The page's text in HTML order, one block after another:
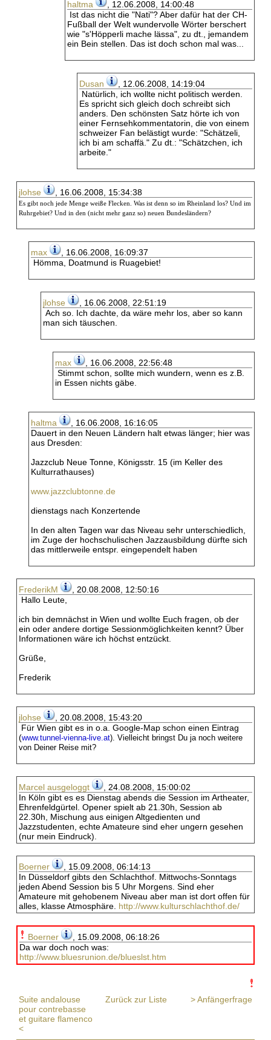
haltma
, 12.06.2008, 14:00:48
Ist das nicht die "Nati"? Aber dafür hat der CH-
Fußball der Welt wundervolle Wörter berschert
wie "s'Höpperli mache lässa", zu dt., jemandem
ein Bein stellen. Das ist doch schon mal was...
Dusan
, 12.06.2008, 14:19:04
Natürlich, ich wollte nicht politisch werden.
Es spricht sich gleich doch schreibt sich
anders. Den schönsten Satz hörte ich von
einer Fernsehkommentatorin, die von einem
schweizer Fan belästigt wurde: "Schätzeli,
ich bi am schaffä." Zu dt.: "Schätzchen, ich
arbeite."
jlohse , 16.06.2008, 15:34:38
Es gibt noch jede Menge weiße Flecken. Was ist denn so im Rheinland los? Und im
Ruhrgebiet? Und in den (nicht mehr ganz so) neuen Bundesländern?
max
, 16.06.2008, 16:09:37
Hömma, Doatmund is Ruagebiet!
jlohse
, 16.06.2008, 22:51:19
Ach so. Ich dachte, da wäre mehr los, aber so kann
man sich täuschen.
max
, 16.06.2008, 22:56:48
Stimmt schon, sollte mich wundern, wenn es z.B.
in Essen nichts gäbe.
haltma
, 16.06.2008, 16:16:05
Dauert in den Neuen Ländern halt etwas länger; hier was
aus Dresden:
Jazzclub Neue Tonne, Königsstr. 15 (im Keller des
Kulturrathauses)
www.jazzclubtonne.de
dienstags nach Konzertende
In den alten Tagen war das Niveau sehr unterschiedlich,
im Zuge der hochschulischen Jazzausbildung dürfte sich
das mittlerweile entspr. eingependelt haben
FrederikM
, 20.08.2008, 12:50:16
Hallo Leute,
ich bin demnächst in Wien und wollte Euch fragen, ob der
ein oder andere dortige Sessionmöglichkeiten kennt? Über
Informationen wäre ich höchst entzückt.
Grüße,
Frederik
jlohse
, 20.08.2008, 15:43:20
Für Wien gibt es in o.a. Google-Map schon einen Eintrag
(www.tunnel-vienna-live.at). Vielleicht bringst Du ja noch weitere
von Deiner Reise mit?
Marcel ausgeloggt
, 24.08.2008, 15:00:02
In Köln gibt es es Dienstag abends die Session im Artheater,
Ehrenfeldgürtel. Opener spielt ab 21.30h, Session ab
22.30h, Mischung aus einigen Altgedienten und
Jazzstudenten, echte Amateure sind eher ungern gesehen
(nur mein Eindruck).
Boerner
, 15.09.2008, 06:14:13
In Düsseldorf gibts den Schlachthof. Mittwochs-Sonntags
jeden Abend Session bis 5 Uhr Morgens. Sind eher
Amateure mit gehobenem Niveau aber man ist dort offen für
alles, klasse Atmosphäre. http://www.kulturschlachthof.de/
Boerner
, 15.09.2008, 06:18:26
Da war doch noch was:
http://www.bluesrunion.de/blueslst.htm
Suite andalouse
pour contrebasse
et guitare flamenco
<
Zurück zur Liste > Anfängerfrage